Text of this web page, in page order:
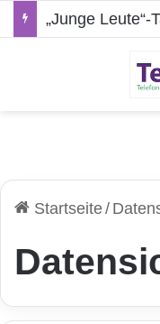
Startseite/